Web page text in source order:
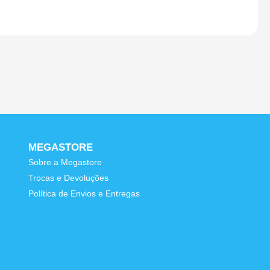
MEGASTORE
Sobre a Megastore
Trocas e Devoluções
Política de Envios e Entregas